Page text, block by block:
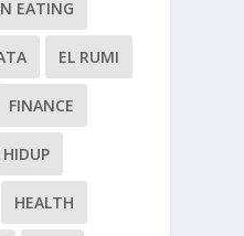
EATING
EL RUMI
FINANCE
HIDUP
HEALTH